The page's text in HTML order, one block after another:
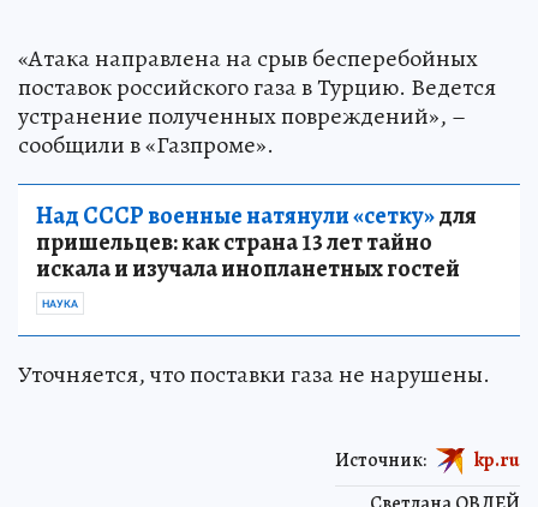
«Атака направлена на срыв бесперебойных
поставок российского газа в Турцию. Ведется
устранение полученных повреждений», –
сообщили в «Газпроме».
Над СССР военные натянули «сетку»для
пришельцев: как страна 13 лет тайно
искала и изучала инопланетных гостей
НАУКА
Уточняется, что поставки газа не нарушены.
Источник: kp.ru